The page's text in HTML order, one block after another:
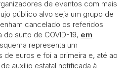
de eventos com mais
público alvo seja um grupo de
cancelado os referidos
surto de COVID-19, em
representa um
de euros e foi a primeira e, até ao
auxílio estatal notificada à